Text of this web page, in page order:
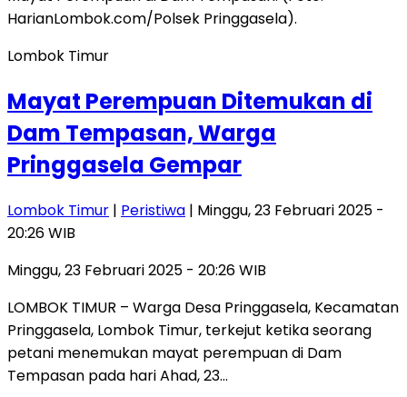
Lombok Timur
Mayat Perempuan Ditemukan di
Dam Tempasan, Warga
Pringgasela Gempar
Lombok Timur | Peristiwa | Minggu, 23 Februari 2025 -
20:26 WIB
Minggu, 23 Februari 2025 - 20:26 WIB
LOMBOK TIMUR – Warga Desa Pringgasela, Kecamatan
Pringgasela, Lombok Timur, terkejut ketika seorang
petani menemukan mayat perempuan di Dam
Tempasan pada hari Ahad, 23…